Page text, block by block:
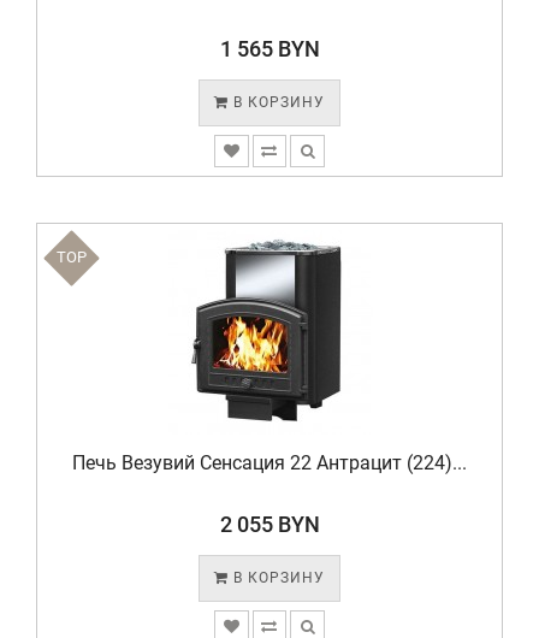
1 565 BYN
В КОРЗИНУ
TOP
Печь Везувий Сенсация 22 Антрацит (224)...
2 055 BYN
В КОРЗИНУ